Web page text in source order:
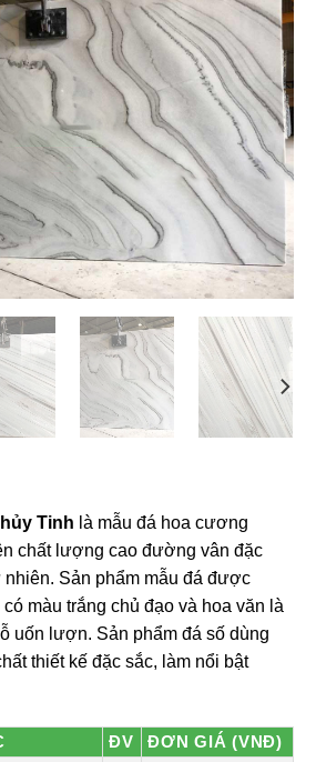
Tinh là mẫu đá hoa cương
chất lượng cao đường vân đặc
Sản phẩm mẫu đá được
màu trắng chủ đạo và hoa văn là
uốn lượn. Sản phẩm đá số dùng
thiết kế đặc sắc, làm nổi bật
ĐV
ĐƠN GIÁ (VNĐ)